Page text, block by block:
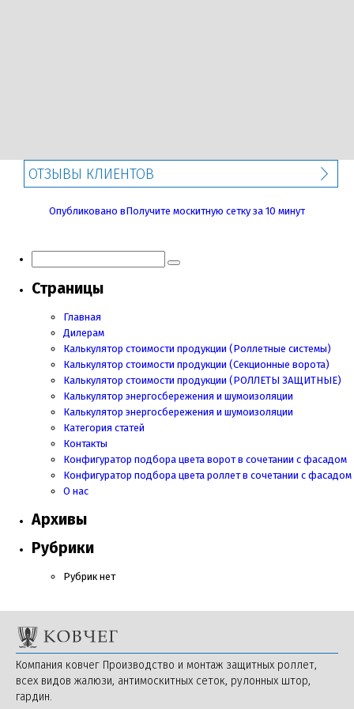
ОТЗЫВЫ КЛИЕНТОВ
НавигацияОпубликовано вПолучите москитную сетку за 10 минут
Страницы
Главная
Дилерам
Калькулятор стоимости продукции (Роллетные системы)
Калькулятор стоимости продукции (Секционные ворота)
Калькулятор стоимости продукции (РОЛЛЕТЫ ЗАЩИТНЫЕ)
Калькулятор энергосбережения и шумоизоляции
Калькулятор энергосбережения и шумоизоляции
Категория статей
Контакты
Конфигуратор подбора цвета ворот в сочетании с фасадом
Конфигуратор подбора цвета роллет в сочетании с фасадом
О нас
Архивы
Рубрики
Рубрик нет
Компания ковчег Производство и монтаж защитных роллет,
всех видов жалюзи, антимоскитных сеток, рулонных штор,
гардин.